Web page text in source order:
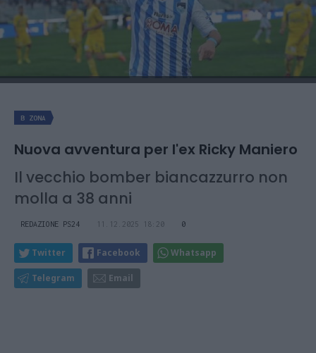
B ZONA
Nuova avventura per l'ex Ricky Maniero
Il vecchio bomber biancazzurro non
molla a 38 anni
REDAZIONE PS24 11.12.2025 18:20 0
Twitter Facebook Whatsapp
Telegram Email